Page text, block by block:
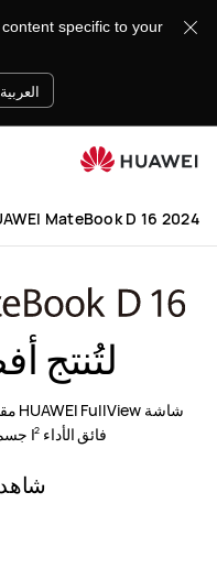
MateBook
specific to your
العربية
MateBook D 16 2024
لتُنتج
شاشة HUAWEI FullView مقاس 16 بوصة
فائق الأداء 2
|
شاهد